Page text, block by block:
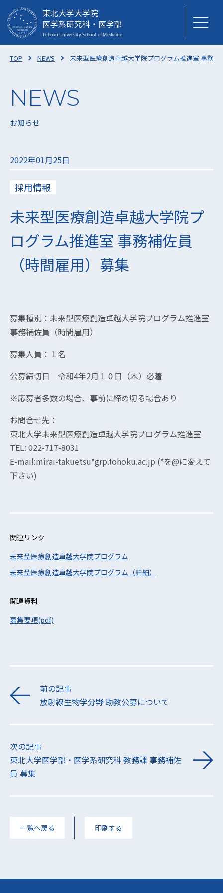
東北大学大学院
医学系研究科・医学部
TOP NEWS 未来型医療創造卓越大学院プログラム推進室 事務
お知らせ
2022年01月25日
採用情報
未来型医療創造卓越大学院プ
ログラム推進室 事務補佐員
（時間雇用）募集
募集種別：未来型医療創造卓越大学院プログラム推進室
事務補佐員（時間雇用）
募集人員：１名
公募締切日 令和4年2月１０日（木）必着
※応募者多数の場合、事前に締め切る場合あり
お問合せ先：
東北大学未来型医療創造卓越大学院プログラム推進室
TEL: 022-717-8031
E-mail:mirai-takuetsu*grp.tohoku.ac.jp (*を@に変えて
下さい)
関連リンク
未来型医療創造卓越大学院プログラム
未来型医療創造卓越大学院プログラム（詳細）
関連資料
募集要項(pdf)
前の記事
放射線生物学分野 助教公募について
次の記事
東北大学医学部・医学系研究科 教務課 事務補佐
員 募集
一覧へ戻る 印刷する